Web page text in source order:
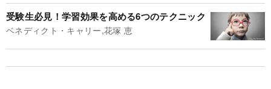
受験生必見！学習効果を高める6つのテクニック
ベネディクト・キャリー,花塚 恵